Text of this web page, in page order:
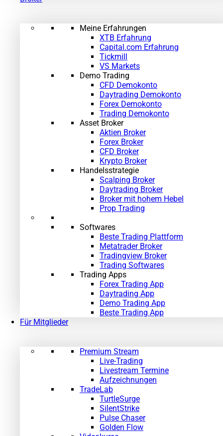
Meine Erfahrungen
XTB Erfahrung
Capital.com Erfahrung
Tickmill
VS Markets
Demo Trading
CFD Demokonto
Daytrading Demokonto
Forex Demokonto
Trading Demokonto
Asset Broker
Aktien Broker
Forex Broker
CFD Broker
Krypto Broker
Handelsstrategie
Scalping Broker
Daytrading Broker
Broker mit hohem Hebel
Prop Trading
Softwares
Beste Trading Plattform
Metatrader Broker
Tradingview Broker
Trading Softwares
Trading Apps
Forex Trading App
Daytrading App
Demo Trading App
Beste Trading App
Für Mitglieder
Premium Stream
Live-Trading
Livestream Termine
Aufzeichnungen
TradeLab
TurtleSurge
SilentStrike
Pulse Chaser
Golden Flow